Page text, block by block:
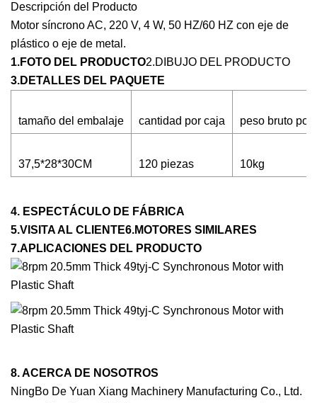
Descripción del Producto
Motor síncrono AC, 220 V, 4 W, 50 HZ/60 HZ con eje de
plástico o eje de metal.
1.FOTO DEL PRODUCTO2.DIBUJO DEL PRODUCTO
3.DETALLES DEL PAQUETE
tamaño del embalaje cantidad por caja peso bruto por
37,5*28*30CM 120 piezas 10kg
4. ESPECTÁCULO DE FÁBRICA
5.VISITA AL CLIENTE6.MOTORES SIMILARES
7.APLICACIONES DEL PRODUCTO
8. ACERCA DE NOSOTROS
NingBo De Yuan Xiang Machinery Manufacturing Co., Ltd.